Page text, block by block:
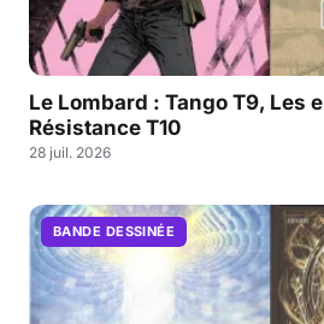
Le Lombard : Tango T9, Les
Résistance T10
28 juil. 2026
BANDE DESSINÉE